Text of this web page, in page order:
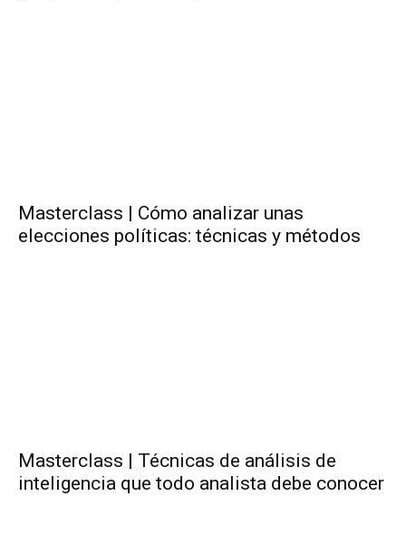
Masterclass | Cómo analizar unas
elecciones políticas: técnicas y métodos
Masterclass | Técnicas de análisis de
inteligencia que todo analista debe conocer